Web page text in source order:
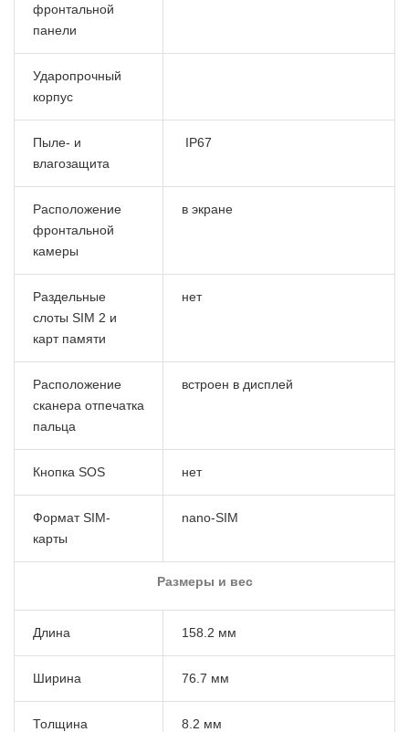
фронтальной
панели
Ударопрочный
корпус
Пыле- и
влагозащита
IP67
Расположение
фронтальной
камеры
в экране
Раздельные
слоты SIM 2 и
карт памяти
нет
Расположение
сканера отпечатка
пальца
встроен в дисплей
Кнопка SOS нет
Формат SIM-
карты
nano-SIM
Размеры и вес
Длина 158.2 мм
Ширина 76.7 мм
Толщина 8.2 мм